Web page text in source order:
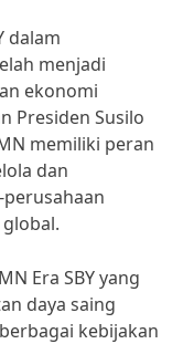
dalam
menjadi
ekonomi
Presiden Susilo
memiliki peran
dan
Era SBY yang
daya saing
kebijakan